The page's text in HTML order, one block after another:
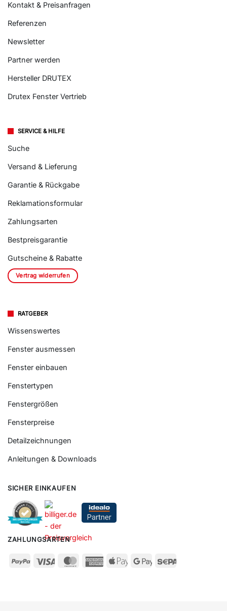
Kontakt & Preisanfragen
Referenzen
Newsletter
Partner werden
Hersteller DRUTEX
Drutex Fenster Vertrieb
SERVICE & HILFE
Suche
Versand & Lieferung
Garantie & Rückgabe
Reklamationsformular
Zahlungsarten
Bestpreisgarantie
Gutscheine & Rabatte
Vertrag widerrufen
RATGEBER
Wissenswertes
Fenster ausmessen
Fenster einbauen
Fenstertypen
Fenstergrößen
Fensterpreise
Detailzeichnungen
Anleitungen & Downloads
SICHER EINKAUFEN
ZAHLUNGSARTEN